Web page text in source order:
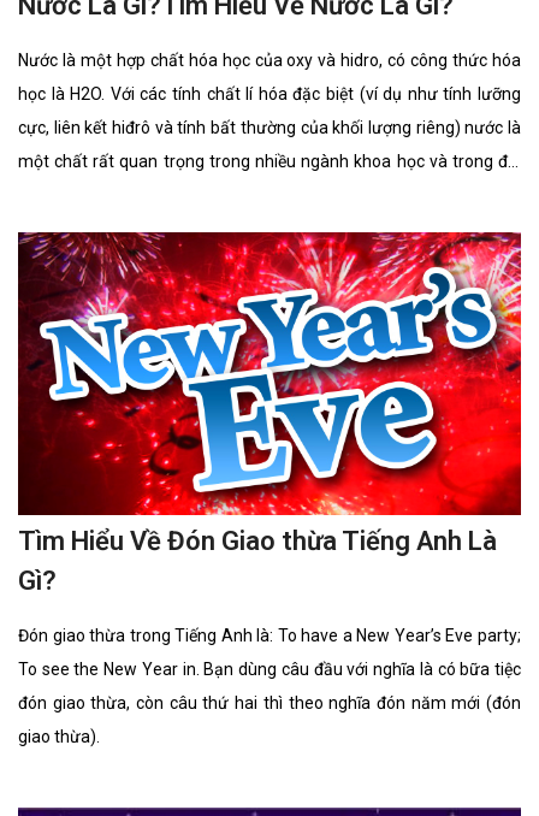
Nước là một hợp chất hóa học của oxy và hidro, có công thức hóa
học là H2O. Với các tính chất lí hóa đặc biệt (ví dụ như tính lưỡng
cực, liên kết hiđrô và tính bất thường của khối lượng riêng) nước là
một chất rất quan trọng trong nhiều ngành khoa học và trong đời
tổng lượng nước trên Trái Đất nằm trong các nguồn có thể khai
thác dùng làm nước uống.
Tìm Hiểu Về Đón Giao thừa Tiếng Anh Là
Gì?
Đón giao thừa trong Tiếng Anh là: To have a New Year’s Eve party;
To see the New Year in. Bạn dùng câu đầu với nghĩa là có bữa tiệc
đón giao thừa, còn câu thứ hai thì theo nghĩa đón năm mới (đón
giao thừa).